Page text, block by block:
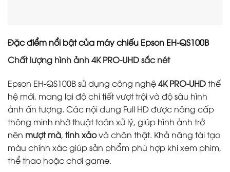
Đặc điểm nổi bật của máy chiếu Epson EH-QS100B
Chất lượng hình ảnh 4K PRO-UHD sắc nét
Epson EH-QS100B sử dụng công nghệ4K PRO-UHDthế
hệ mới, mang lại độ chi tiết vượt trội và độ sâu hình
ảnh ấn tượng. Các nội dung Full HD được nâng cấp
thông minh nhờ thuật toán xử lý, giúp hình ảnh trở
nên mượt mà, tinh xảovà chân thật. Khả năng tái tạo
màu chính xác giúp sản phẩm phù hợp khi xem phim,
thể thao hoặc chơi game.